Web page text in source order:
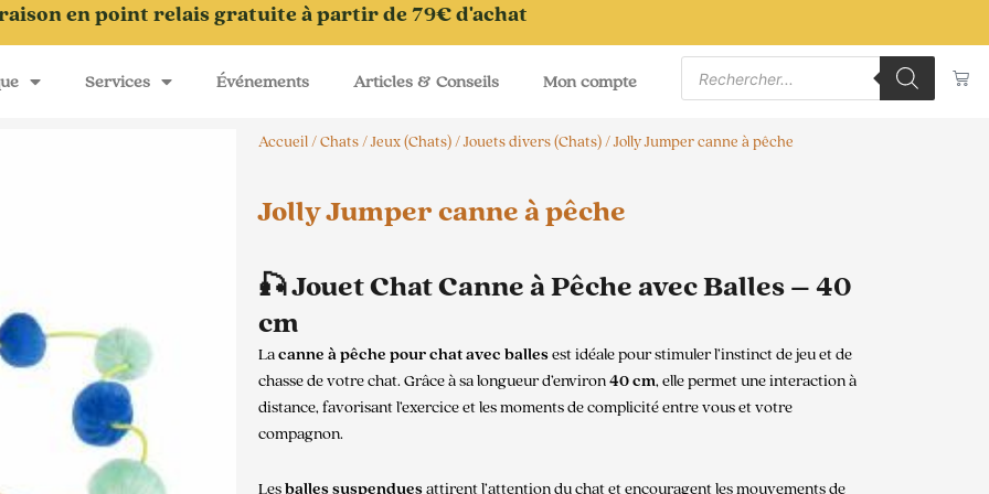
en point relais gratuite à partir de 79€ d'achat
Services Événements Articles & Conseils Mon compte
Recherche
produits
Accueil/Chats/Jeux (Chats)/Jouets divers (Chats)/ Jolly Jumper canne à pêche
Jolly Jumper canne à pêche
🎣 Jouet Chat Canne à Pêche avec Balles – 40
cm
Lacanne à pêche pour chat avec ballesest idéale pour stimuler l’instinct de jeu et de
chasse de votre chat. Grâce à sa longueur d’environ40 cm, elle permet une interaction à
distance, favorisant l’exercice et les moments de complicité entre vous et votre
compagnon.
Lesballes suspenduesattirent l’attention du chat et encouragent les mouvements de